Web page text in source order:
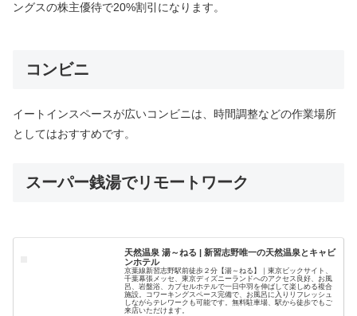
ングスの株主優待で20%割引になります。
コンビニ
イートインスペースが広いコンビニは、時間調整などの作業場所
としてはおすすめです。
スーパー銭湯でリモートワーク
天然温泉 湯～ねる | 新習志野唯一の天然温泉とキャビ
ンホテル
京葉線新習志野駅前徒歩２分【湯～ねる】｜東京ビックサイト、
千葉幕張メッセ、東京ディズニーランドへのアクセス良好、お風
呂、岩盤浴、カプセルホテルで一日中羽を伸ばして楽しめる複合
施設。コワーキングスペース完備で、お風呂に入りリフレッシュ
しながらテレワークも可能です。無料駐車場、駅から徒歩でもご
来店いただけます。